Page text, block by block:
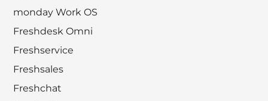
monday Work OS
Freshdesk Omni
Freshservice
Freshsales
Freshchat